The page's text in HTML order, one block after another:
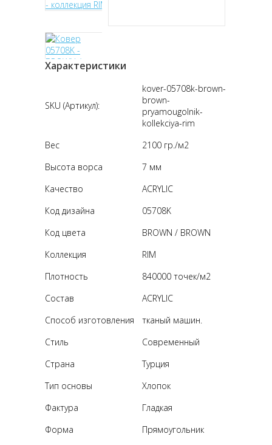
Характеристики
SKU (Артикул):
kover-05708k-brown-
brown-
pryamougolnik-
kollekciya-rim
Вес
2100 гр./м2
Высота ворса
7 мм
Качество
ACRYLIC
Код дизайна
05708K
Код цвета
BROWN / BROWN
Коллекция
RIM
Плотность
840000 точек/м2
Состав
ACRYLIC
Способ изготовления
тканый машин.
Стиль
Современный
Страна
Турция
Тип основы
Хлопок
Фактура
Гладкая
Форма
Прямоугольник